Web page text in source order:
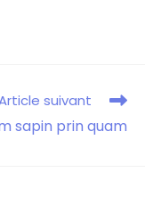
suivant
sapin prin quam